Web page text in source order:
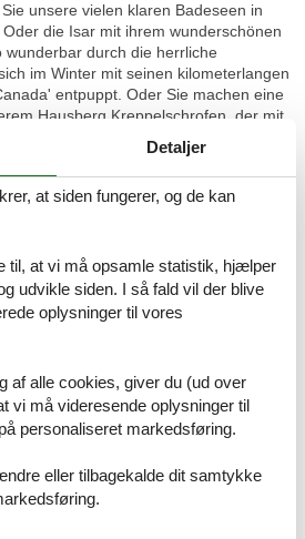
unsere vielen klaren Badeseen in
die Isar mit ihrem wunderschönen
wunderbar durch die herrliche
im Winter mit seinen kilometerlangen
entpuppt. Oder Sie machen eine
Hausberg Kreppelschrofen, der mit
startet...
mit 100qm bietet Platz für bis
erstreckt sich über 2
Wohnzimmer, ein Bad/WC sowie
und eine eigene Terrasse sowie einen
ist voll ausgestattet mit einem
Geschirrspüler, Kühlschrank mit
, Eierkocher und einer
Von dort haben Sie Zugang zur
Gartenmöbel zum Verweilen ein.
separate Schlafzimmer mit jeweils
Das Bad verfügt über eine
ein Waschbecken. Im 2. Stock ist ein
Detaljer
at siden fungerer, og de kan
til, at vi må opsamle statistik, hjælper
udvikle siden. I så fald vil der blive
oplysninger til vores
af alle cookies, giver du (ud over
vi må videresende oplysninger til
personaliseret markedsføring.
eller tilbagekalde dit samtykke